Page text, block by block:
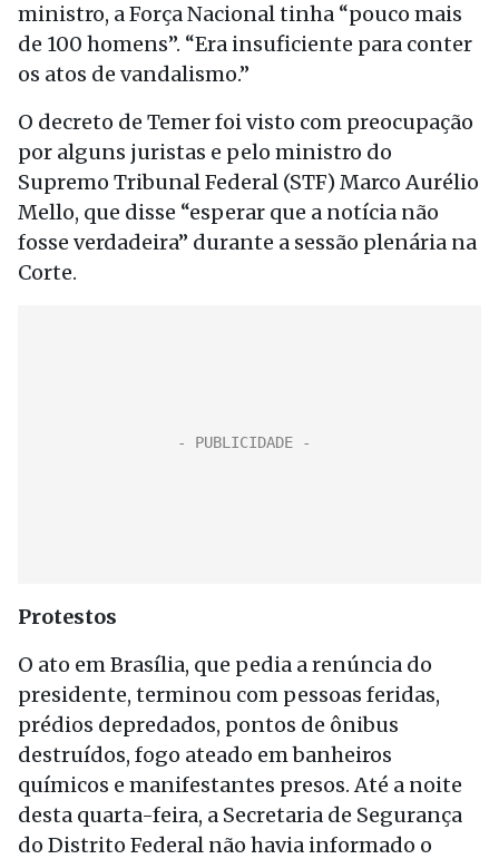
ministro, a Força Nacional tinha “pouco mais
de 100 homens”. “Era insuficiente para conter
os atos de vandalismo.”
O decreto de Temer foi visto com preocupação
por alguns juristas e pelo ministro do
Supremo Tribunal Federal (STF) Marco Aurélio
Mello, que disse “esperar que a notícia não
fosse verdadeira” durante a sessão plenária na
Corte.
Protestos
O ato em Brasília, que pedia a renúncia do
presidente, terminou com pessoas feridas,
prédios depredados, pontos de ônibus
destruídos, fogo ateado em banheiros
químicos e manifestantes presos. Até a noite
desta quarta-feira, a Secretaria de Segurança
do Distrito Federal não havia informado o